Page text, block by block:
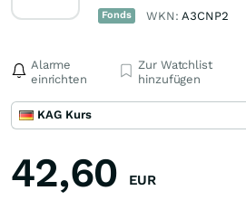
Fonds WKN:A3CNP2
Alarme
einrichten
Zur Watchlist
hinzufügen
KAG Kurs
42,60 EUR